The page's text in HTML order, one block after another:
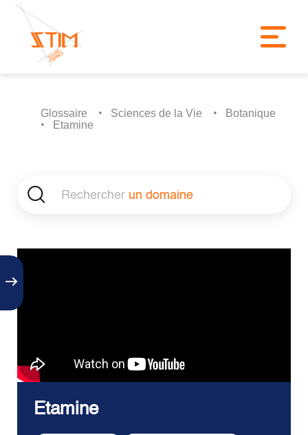
Glossaire Sciences de la Vie
Botanique
Etamine
Rechercher un domaine
Etamine